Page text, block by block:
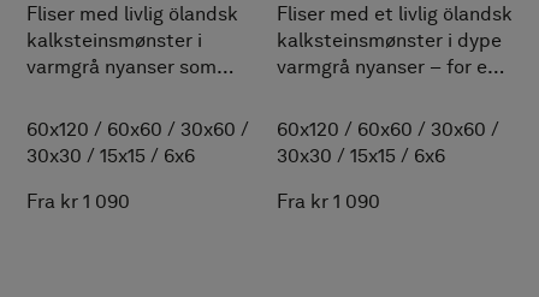
Fliser med livlig ölandsk
kalksteinsmønster i
varmgrå nyanser som
atmosfære på badet.
60x120 / 60x60 / 30x60 /
30x30 / 15x15 / 6x6
Fra kr 1 090
Fliser med et livlig ölandsk
kalksteinsmønster i dype
varmgrå nyanser – for et
60x120 / 60x60 / 30x60 /
30x30 / 15x15 / 6x6
Fra kr 1 090